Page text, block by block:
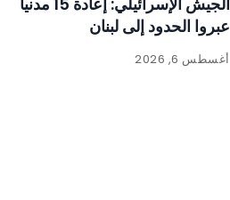
عبروا الحدود إلى لبنان
أغسطس 6, 2026